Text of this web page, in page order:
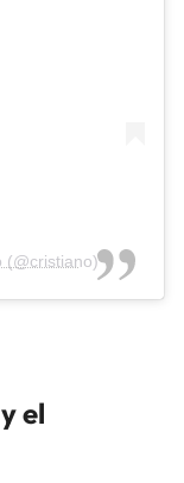
(@cristiano)
el